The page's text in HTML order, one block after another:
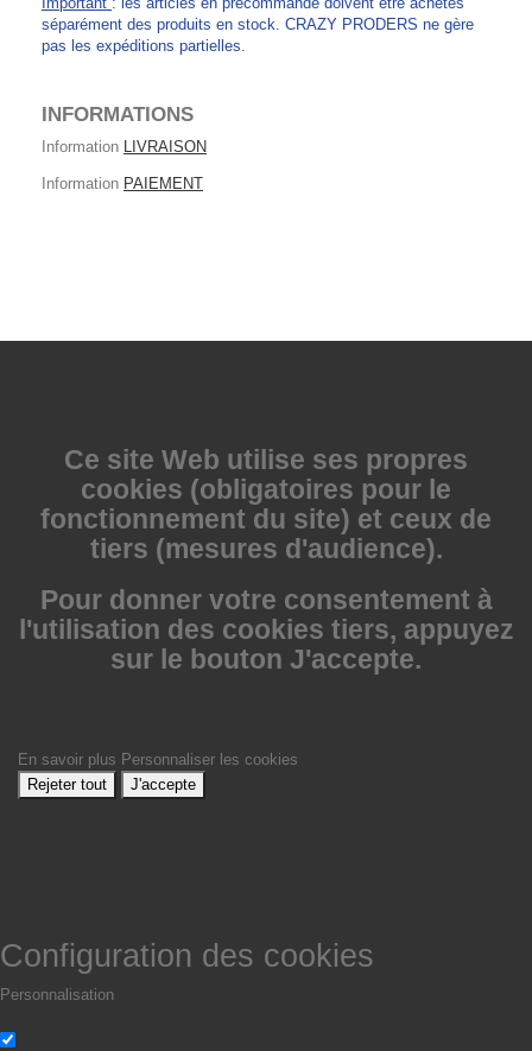
séparément des produits en stock. CRAZY PRODERS ne gère
pas les expéditions partielles.
INFORMATIONS
Information LIVRAISON
Information PAIEMENT
Ce site Web utilise ses propres
cookies (obligatoires pour le
fonctionnement du site) et ceux de
tiers (mesures d'audience).
Pour donner votre consentement à
l'utilisation des cookies tiers, appuyez
sur le bouton J'accepte.
En savoir plus Personnaliser les cookies
Rejeter tout
J'accepte
Configuration des cookies
Personnalisation